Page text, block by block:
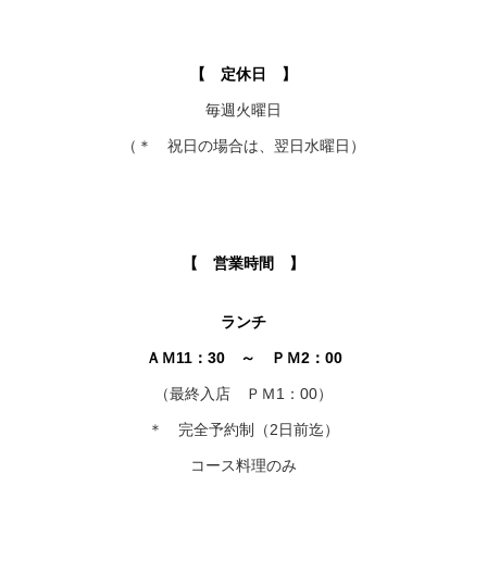
【 定休日 】
毎週火曜日
（＊ 祝日の場合は、翌日水曜日）
【 営業時間 】
ランチ
ＡＭ11：30 ～ ＰＭ2：00
（最終入店 ＰＭ1：00）
＊ 完全予約制（2日前迄）
コース料理のみ